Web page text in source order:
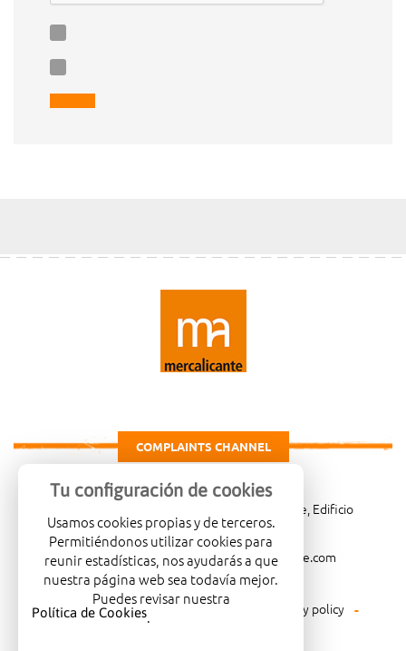
COMPLAINTS CHANNEL
Carretera de Madrid Km. 4, 03007 Alicante, Edificio
Administrativo, planta 3ª
966081001
merca@mercalicante.com
Legal warning Cookies policy
Privacy policy
Environmental policy
Tu configuración de cookies
Usamos cookies propias y de terceros.
Permitiéndonos utilizar cookies para
reunir estadísticas, nos ayudarás a que
nuestra página web sea todavía mejor.
Puedes revisar nuestra
Política de Cookies.